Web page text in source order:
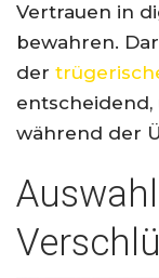
Vertrauen in
bewahren.
der
während der